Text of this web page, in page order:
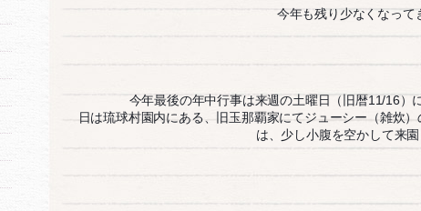
今年も残り少なくなって
今年最後の年中行事は来週の土曜日（旧暦11/16）
日は琉球村園内にある、旧玉那覇家にてジューシー（雑炊
は、少し小腹を空かして来